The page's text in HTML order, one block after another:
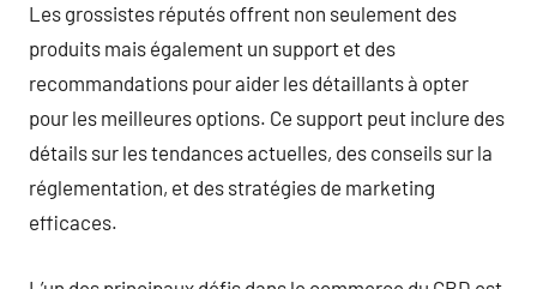
Les grossistes réputés offrent non seulement des
produits mais également un support et des
recommandations pour aider les détaillants à opter
pour les meilleures options. Ce support peut inclure des
détails sur les tendances actuelles, des conseils sur la
réglementation, et des stratégies de marketing
efficaces.